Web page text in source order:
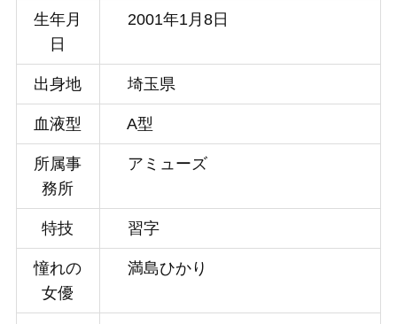
生年月
日
2001年1月8日
出身地 埼玉県
血液型 A型
所属事
務所
アミューズ
特技 習字
憧れの
女優
満島ひかり